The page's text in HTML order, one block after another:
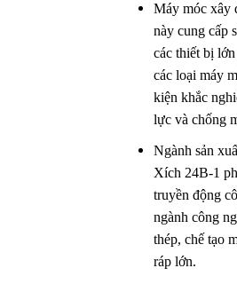
Máy móc xây
này cung cấp
các thiết bị
các loại máy
kiện khắc
lực và chống
Ngành sản
Xích 24B-1
truyền động
ngành công
thép, chế tạo
ráp lớn.